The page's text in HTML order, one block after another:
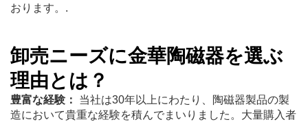
おります。.
卸売ニーズに金華陶磁器を選ぶ
理由とは？
豊富な経験： 当社は30年以上にわたり、陶磁器製品の製
造において貴重な経験を積んでまいりました。大量購入者